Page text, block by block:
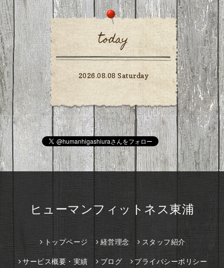
today
2026.08.08 Saturday
ヒューマンフィットネス東浦
トップページ 経営理念 スタッフ紹介
サービス概要・実績 ブログ プライバシーポリシー